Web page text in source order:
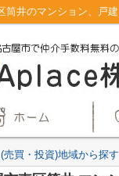
(売買・投資)地域から探す